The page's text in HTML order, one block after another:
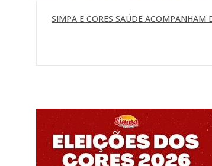
SIMPA E CORES SAÚDE ACOMPANHAM